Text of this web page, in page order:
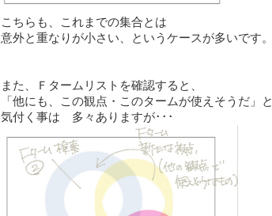
こちらも、これまでの集合とは
意外と重なりが小さい、というケースが多いです。
また、Ｆタームリストを確認すると、
「他にも、この観点・このタームが使えそうだ」と
気付く事は 多々ありますが･･･